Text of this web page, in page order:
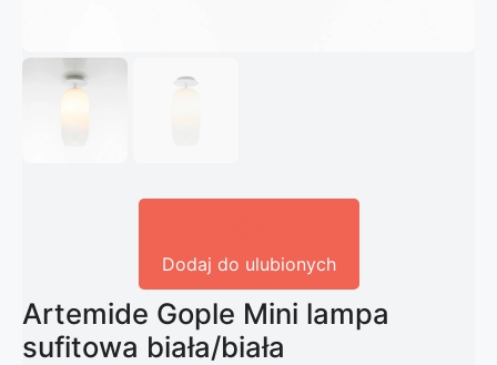
Dodaj do ulubionych
Artemide Gople Mini lampa
sufitowa biała/biała